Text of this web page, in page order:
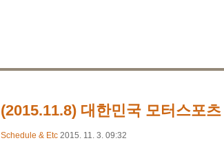
(2015.11.8) 대한민국 모터스포츠
Schedule & Etc 2015. 11. 3. 09:32